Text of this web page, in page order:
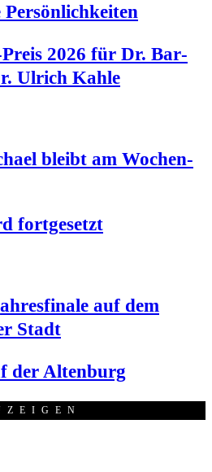
2026 für Dr. Bar­
Ulrich Kahle
bleibt am Wochen­
fortgesetzt
auf dem
Stadt
der Altenburg